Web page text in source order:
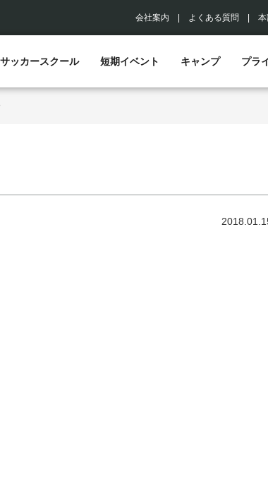
会社案内 よくある質問
サッカースクール 短期イベント キャンプ プラ